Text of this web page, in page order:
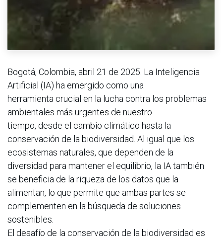
Bogotá, Colombia, abril 21 de 2025. La Inteligencia
Artificial (IA) ha emergido como una
herramienta crucial en la lucha contra los problemas
ambientales más urgentes de nuestro
tiempo, desde el cambio climático hasta la
conservación de la biodiversidad. Al igual que los
ecosistemas naturales, que dependen de la
diversidad para mantener el equilibrio, la IA también
se beneficia de la riqueza de los datos que la
alimentan, lo que permite que ambas partes se
complementen en la búsqueda de soluciones
sostenibles.
El desafío de la conservación de la biodiversidad es